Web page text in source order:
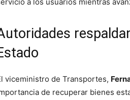
viceministro de Transportes,
de recuperar bienes